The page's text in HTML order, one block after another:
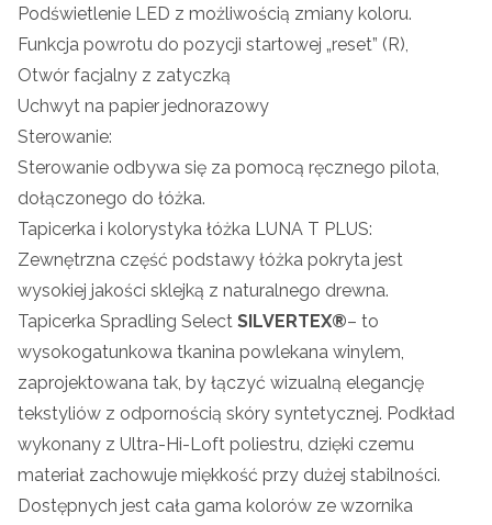
Podświetlenie LED z możliwością zmiany koloru.
Funkcja powrotu do pozycji startowej „reset” (R),
Otwór facjalny z zatyczką
Uchwyt na papier jednorazowy
Sterowanie:
Sterowanie odbywa się za pomocą ręcznego pilota,
dołączonego do łóżka.
Tapicerka i kolorystyka łóżka LUNA T PLUS:
Zewnętrzna część podstawy łóżka pokryta jest
wysokiej jakości sklejką z naturalnego drewna.
Tapicerka Spradling Select SILVERTEX®– to
wysokogatunkowa tkanina powlekana winylem,
zaprojektowana tak, by łączyć wizualną elegancję
tekstyliów z odpornością skóry syntetycznej. Podkład
wykonany z Ultra-Hi-Loft poliestru, dzięki czemu
materiał zachowuje miękkość przy dużej stabilności.
Dostępnych jest cała gama kolorów ze wzornika